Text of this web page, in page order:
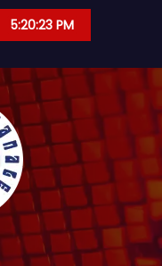
5:20:25 PM